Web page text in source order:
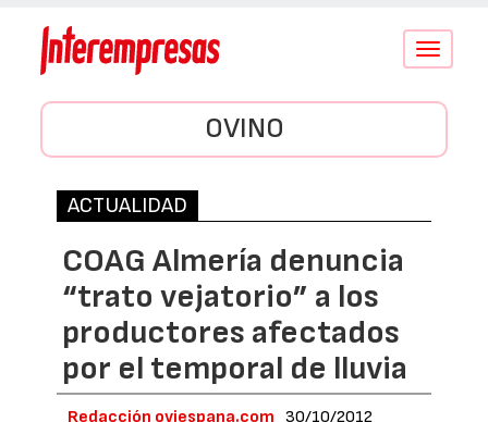
Conmutar
OVINO
ACTUALIDAD
COAG Almería denuncia
“trato vejatorio” a los
productores afectados
por el temporal de lluvia
Redacción oviespana.com 30/10/2012